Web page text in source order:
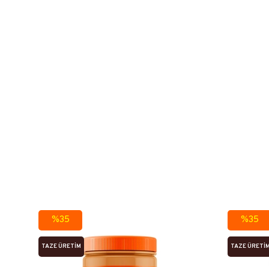
%35
TAZE ÜRETIM
%35
TAZE